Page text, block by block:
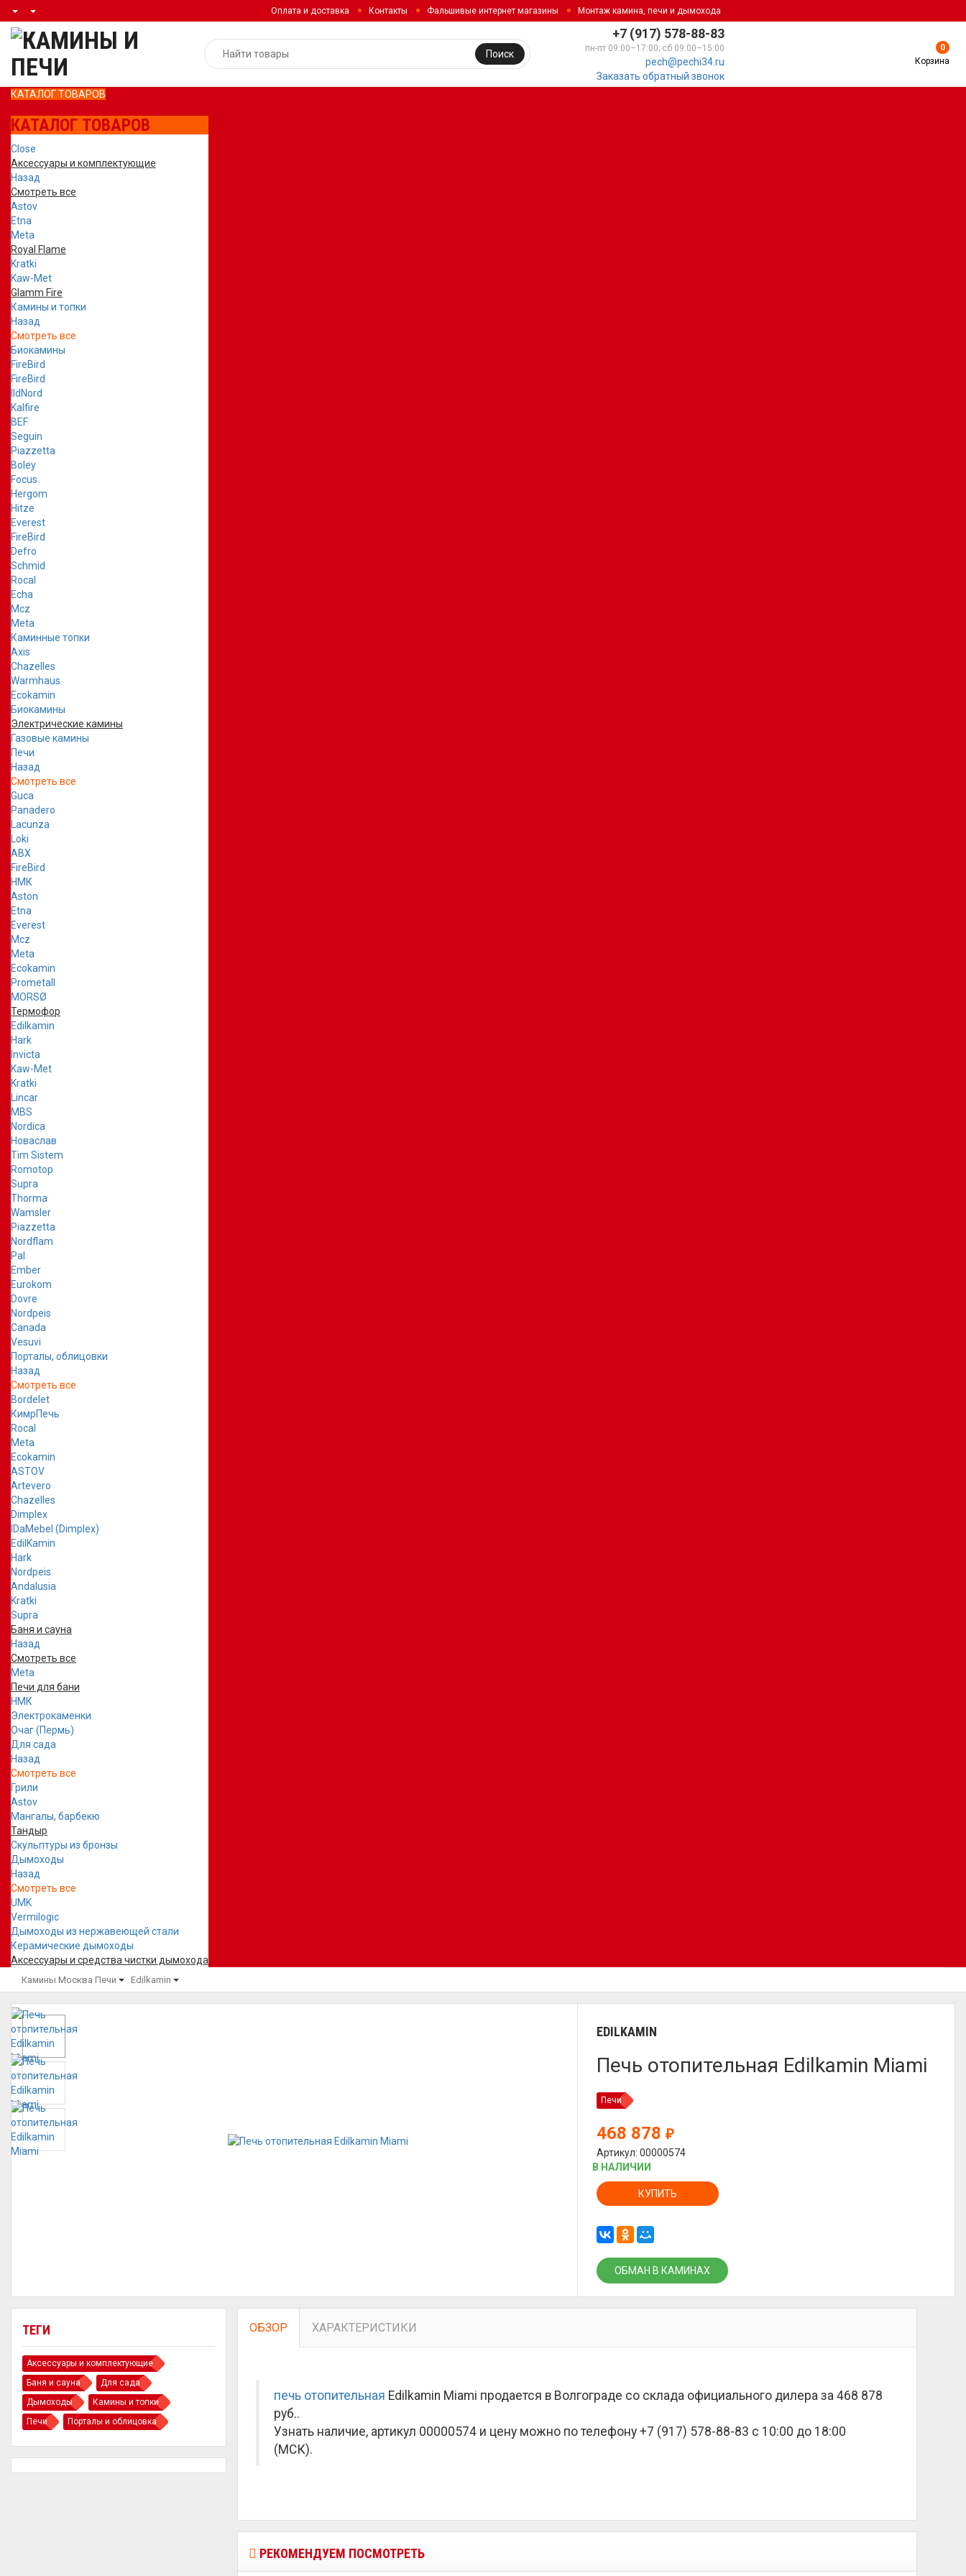
Оплата и доставка Контакты Фальшивые интернет магазины Монтаж камина, печи и дымохода
+7 (917) 578-88-83
пн-пт 09:00–17:00; сб 09:00–15:00
pech@pechi34.ru
Заказать обратный звонок
Поиск
0
Корзина
КАТАЛОГ ТОВАРОВ
КАТАЛОГ ТОВАРОВ
Close
Аксессуары и комплектующие
Назад
Смотреть все
Astov
Etna
Meta
Royal Flame
Kratki
Kaw-Met
Glamm Fire
Камины и топки
Назад
Смотреть все
Биокамины
FireBird
FireBird
IldNord
Kalfire
BEF
Seguin
Piazzetta
Boley
Focus
Hergom
Hitze
Everest
FireBird
Defro
Schmid
Rocal
Echa
Mcz
Meta
Каминные топки
Axis
Chazelles
Warmhaus
Ecokamin
Биокамины
Электрические камины
Газовые камины
Печи
Назад
Смотреть все
Guca
Panadero
Lacunza
Loki
ABX
FireBird
НМК
Aston
Etna
Everest
Mcz
Meta
Ecokamin
Prometall
MORSØ
Термофор
Edilkamin
Hark
Invicta
Kaw-Met
Kratki
Lincar
MBS
Nordica
Новаслав
Tim Sistem
Romotop
Supra
Thorma
Wamsler
Piazzetta
Nordflam
Pal
Ember
Eurokom
Dovre
Nordpeis
Canada
Vesuvi
Порталы, облицовки
Назад
Смотреть все
Bordelet
КимрПечь
Rocal
Meta
Ecokamin
ASTOV
Artevero
Chazelles
Dimplex
IDaMebel (Dimplex)
EdilKamin
Hark
Nordpeis
Andalusia
Kratki
Supra
Баня и сауна
Назад
Смотреть все
Meta
Печи для бани
НМК
Электрокаменки
Очаг (Пермь)
Для сада
Назад
Смотреть все
Грили
Astov
Мангалы, барбекю
Тандыр
Скульптуры из бронзы
Дымоходы
Назад
Смотреть все
UMK
Vermilogic
Дымоходы из нержавеющей стали
Керамические дымоходы
Аксессуары и средства чистки дымохода
Камины Москва Печи Edilkamin
EDILKAMIN
Печь отопительная Edilkamin Miami
Печи
468 878₽
Артикул: 00000574
В НАЛИЧИИ
КУПИТЬ
ОБМАН В КАМИНАХ
ТЕГИ
Аксессуары и комплектующие
Баня и сауна
Для сада
Дымоходы
Камины и топки
Печи
Порталы и облицовка
ОБЗОР ХАРАКТЕРИСТИКИ
печь отопительная Edilkamin Miami продается в Волгограде со склада официального дилера за 468 878
руб..
Узнать наличие, артикул 00000574 и цену можно по телефону +7 (917) 578-88-83 с 10:00 до 18:00
(МСК).
РЕКОМЕНДУЕМ ПОСМОТРЕТЬ